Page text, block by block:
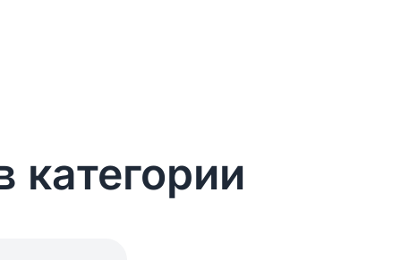
категории